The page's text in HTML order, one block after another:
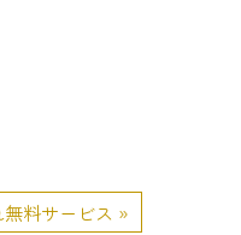
無料サービス »